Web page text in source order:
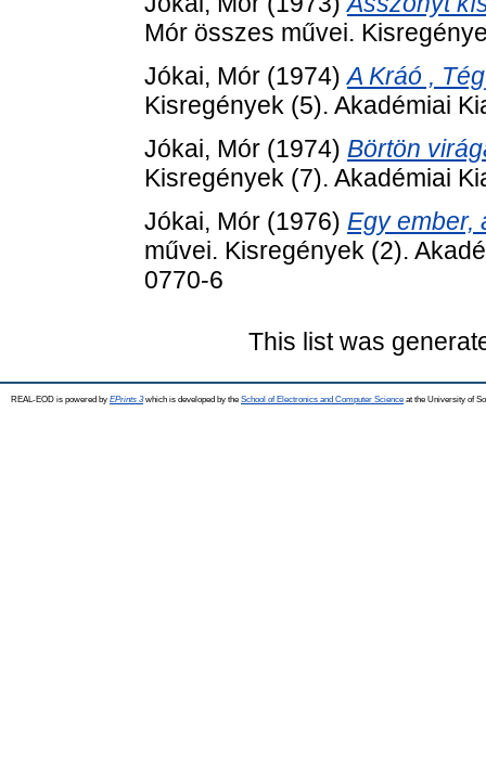
Mór összes művei.
Jókai, Mór (1974)A Kráó ,
Kisregények (5). Akadémiai
Jókai, Mór (1974) Börtön
Kisregények (7). Akadémiai
Jókai, Mór (1976) Egy ember,
művei. Kisregények (2).
0770-6
This list was
REAL-EOD is powered by EPrints 3which is developed by the School of Electronics and Computer Science at the University of